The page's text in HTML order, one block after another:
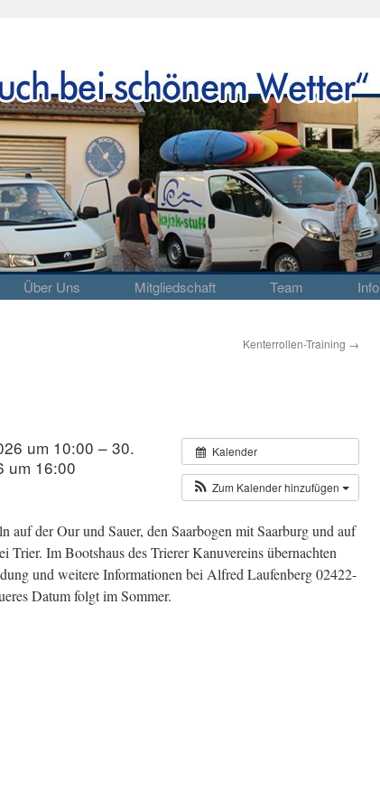
Über Uns Mitgliedschaft Team Info
Kenterrollen-Training →
Kalender
Zum Kalender hinzufügen
um 10:00 – 30.
um 16:00
auf der Our und Sauer, den Saarbogen mit Saarburg und auf
Trier. Im Bootshaus des Trierer Kanuvereins übernachten
und weitere Informationen bei Alfred Laufenberg 02422-
Datum folgt im Sommer.